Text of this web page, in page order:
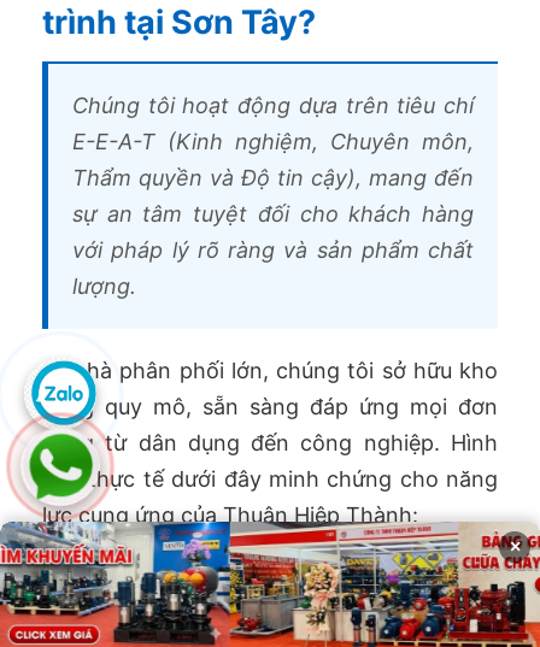
×
trình tại Sơn Tây?
Chúng tôi hoạt động dựa trên tiêu chí
E-E-A-T (Kinh nghiệm, Chuyên môn,
Thẩm quyền và Độ tin cậy), mang đến
sự an tâm tuyệt đối cho khách hàng
với pháp lý rõ ràng và sản phẩm chất
lượng.
Là nhà phân phối lớn, chúng tôi sở hữu kho
hàng quy mô, sẵn sàng đáp ứng mọi đơn
hàng từ dân dụng đến công nghiệp. Hình
ảnh thực tế dưới đây minh chứng cho năng
lực cung ứng của Thuận Hiệp Thành: